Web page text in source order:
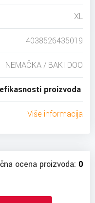
XL
4038526435019
NEMAČKA / BAKI DOO
proizvoda
Više informacija
ocena proizvoda: 0